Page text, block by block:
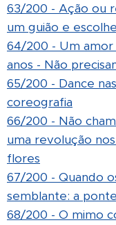
63/200 - Ação ou
um guião e
64/200 - Um
anos - Não
65/200 - Dance
coreografia
66/200 - Não
uma revolução
flores
67/200 - Quando
semblante: a
68/200 - O mimo